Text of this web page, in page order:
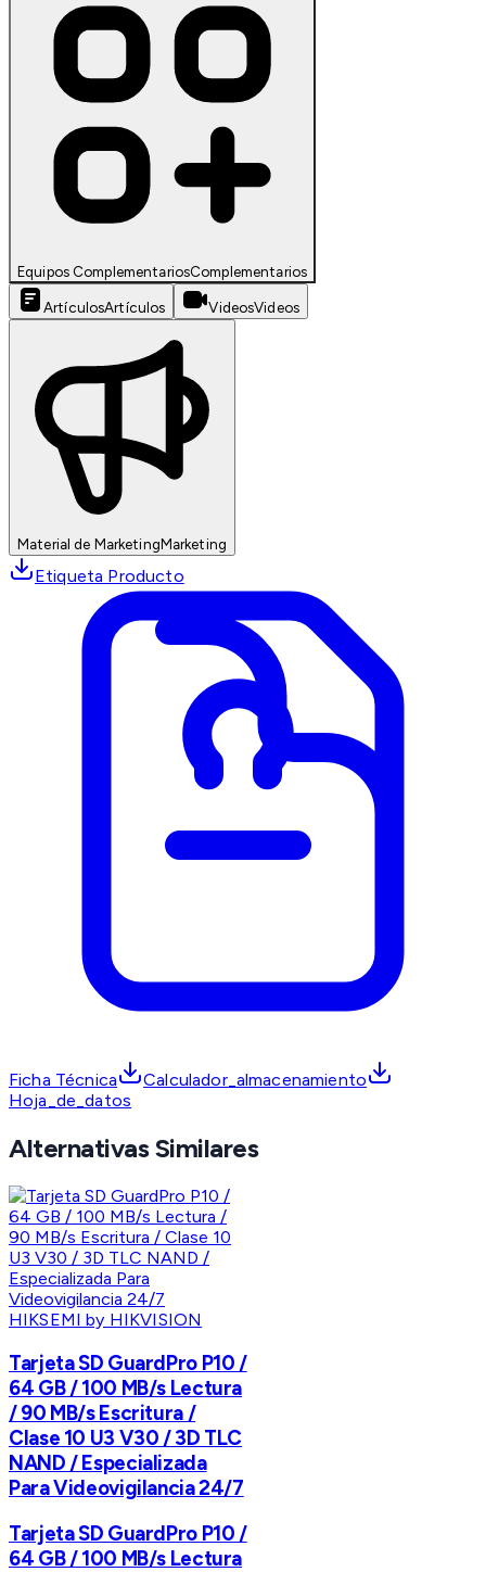
Equipos ComplementariosComplementarios
ArtículosArtículos VideosVideos
Material de MarketingMarketing
Etiqueta Producto
Ficha Técnica
Calculador_almacenamiento
Hoja_de_datos
Alternativas Similares
HIKSEMI by HIKVISION
Tarjeta SD GuardPro P10 /
64 GB / 100 MB/s Lectura
/ 90 MB/s Escritura /
Clase 10 U3 V30 / 3D TLC
NAND / Especializada
Para Videovigilancia 24/7
Tarjeta SD GuardPro P10 /
64 GB / 100 MB/s Lectura